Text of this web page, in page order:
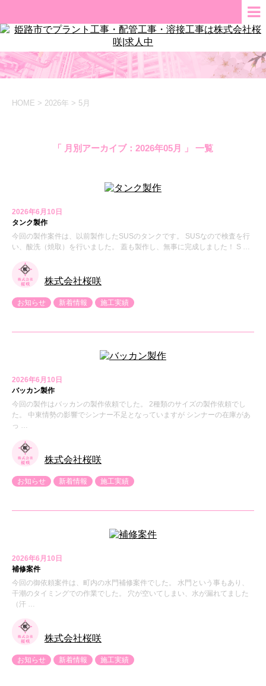
HOME > 2026年 > 5月
「 月別アーカイブ：2026年05月 」 一覧
2026年6月10日
タンク製作
今回の製作案件は、以前製作したSUSのタンクです。 SUSなので検査を行
い、酸洗（焼取）を行いました。 蓋も製作し、無事に完成しました！ S …
株式会社桜咲
お知らせ 新着情報 施工実績
2026年6月10日
バッカン製作
今回の製作はバッカンの製作依頼でした。 2種類のサイズの製作依頼でし
た。 中東情勢の影響でシンナー不足となっていますが シンナーの在庫があ
っ …
株式会社桜咲
お知らせ 新着情報 施工実績
2026年6月10日
補修案件
今回の御依頼案件は、町内の水門補修案件でした。 水門という事もあり、
干潮のタイミングでの作業でした。 穴が空いてしまい、水が漏れてました
（汗 …
株式会社桜咲
お知らせ 新着情報 施工実績